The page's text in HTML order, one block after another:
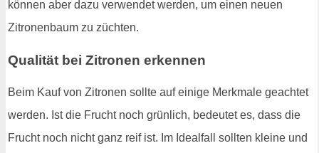
können aber dazu verwendet werden, um einen neuen
Zitronenbaum zu züchten.
Qualität bei Zitronen erkennen
Beim Kauf von Zitronen sollte auf einige Merkmale geachtet
werden. Ist die Frucht noch grünlich, bedeutet es, dass die
Frucht noch nicht ganz reif ist. Im Idealfall sollten kleine und